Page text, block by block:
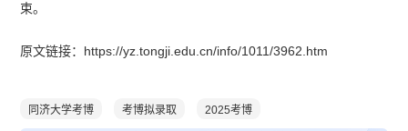
束。
原文链接：https://yz.tongji.edu.cn/info/1011/3962.htm
同济大学考博 考博拟录取 2025考博